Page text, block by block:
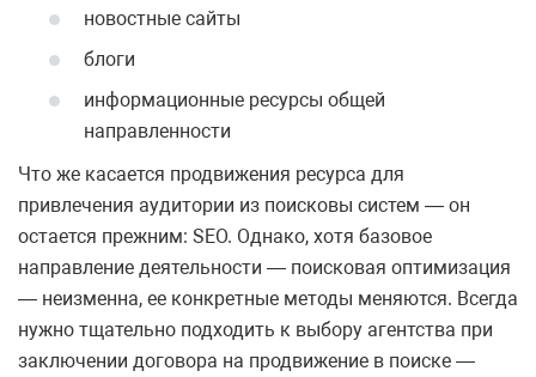
новостные сайты
блоги
информационные ресурсы общей
направленности
Что же касается продвижения ресурса для
привлечения аудитории из поисковы систем — он
остается прежним: SEO. Однако, хотя базовое
направление деятельности — поисковая оптимизация
— неизменна, ее конкретные методы меняются. Всегда
нужно тщательно подходить к выбору агентства при
заключении договора на продвижение в поиске —